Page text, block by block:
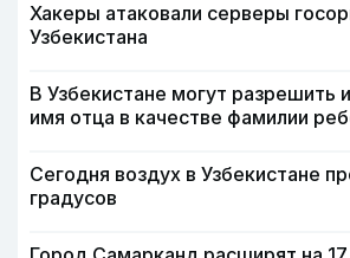
Хакеры атаковали серверы
Узбекистана
В Узбекистане могут разрешить
имя отца в качестве фамилии
Сегодня воздух в Узбекистане
градусов